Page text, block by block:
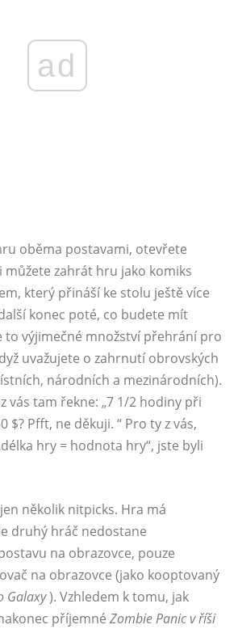
ad
oběma postavami, otevřete
můžete zahrát hru jako komiks
který přináší ke stolu ještě více
konec poté, co budete mít
to výjimečné množství přehrání pro
uvažujete o zahrnutí obrovských
národních a mezinárodních).
vás tam řekne: „7 1/2 hodiny při
$? Pfft, ne děkuji. “ Pro ty z vás,
hry = hodnota hry“, jste byli
několik nitpicks. Hra má
druhý hráč nedostane
na obrazovce, pouze
na obrazovce (jako kooptovaný
Galaxy). Vzhledem k tomu, jak
příjemné Zombie Panic v říši